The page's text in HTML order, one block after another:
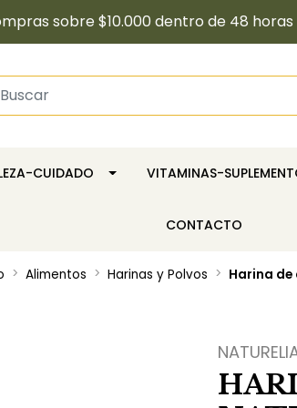
sobre $10.000 dentro de 48 horas
CUIDADO VITAMINAS-
CONTACTO
Alimentos Harinas y Polvos Harina de